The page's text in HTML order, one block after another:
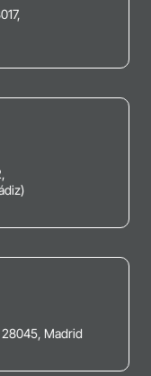
28045, Madrid